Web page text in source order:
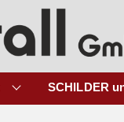
SCHILDER